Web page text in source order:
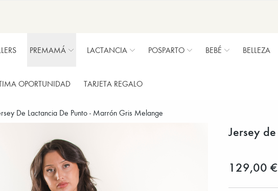
PREMAMÁ LACTANCIA POSPARTO BEBÉ BELLEZA
OPORTUNIDAD TARJETA REGALO
De Lactancia De Punto - Marrón Gris Melange
Jersey
129,00 €